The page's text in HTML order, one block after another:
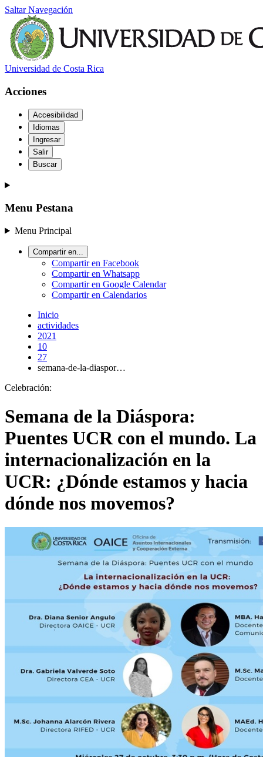
Saltar Navegación
Universidad de Costa Rica
Acciones
Accesibilidad
Idiomas
Ingresar
Salir
Buscar
Menu Pestana
Menu Principal
Compartir en...
Compartir en Facebook
Compartir en Whatsapp
Compartir en Google Calendar
Compartir en Calendarios
Inicio
actividades
2021
10
27
semana-de-la-diaspor…
Celebración:
Semana de la Diáspora:
Puentes UCR con el mundo. La
internacionalización en la
UCR: ¿Dónde estamos y hacia
dónde nos movemos?